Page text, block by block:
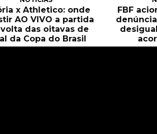
x Athletico: onde
AO VIVO a partida
das oitavas de
da Copa do Brasil
FBF